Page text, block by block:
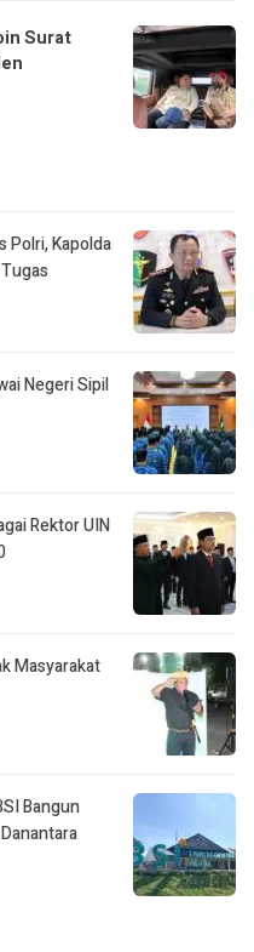
Surat
Polri, Kapolda
Negeri Sipil
Rektor UIN
Masyarakat
Bangun